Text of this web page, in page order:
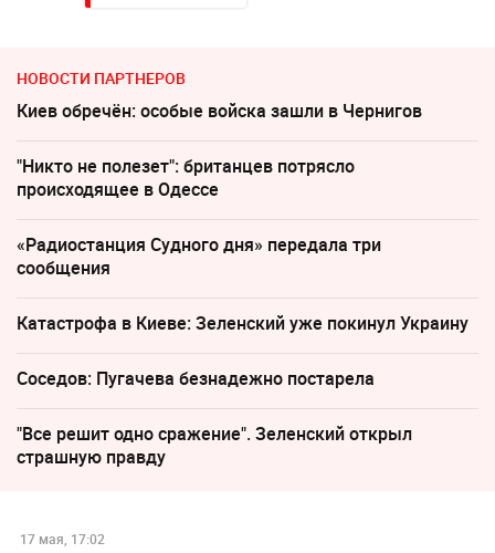
НОВОСТИ ПАРТНЕРОВ
Киев обречён: особые войска зашли в Чернигов
"Никто не полезет": британцев потрясло
происходящее в Одессе
«Радиостанция Судного дня» передала три
сообщения
Катастрофа в Киеве: Зеленский уже покинул Украину
Соседов: Пугачева безнадежно постарела
"Все решит одно сражение". Зеленский открыл
страшную правду
17 мая, 17:02